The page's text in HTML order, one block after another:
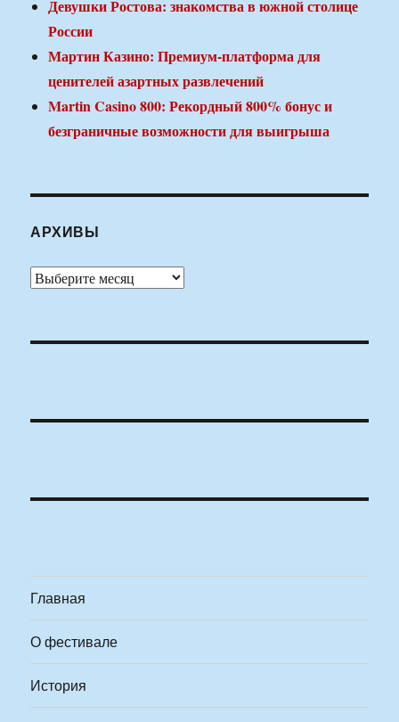
Девушки Ростова: знакомства в южной столице
России
Мартин Казино: Премиум-платформа для
ценителей азартных развлечений
Martin Casino 800: Рекордный 800% бонус и
безграничные возможности для выигрыша
АРХИВЫ
Архивы
Главная
О фестивале
История